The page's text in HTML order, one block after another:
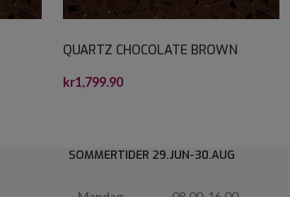
QUARTZ CHOCOLATE BROWN
kr1,799.90
SOMMERTIDER 29.JUN-30.AUG